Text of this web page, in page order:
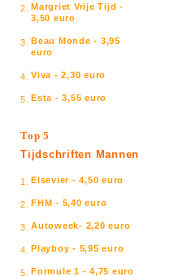
2. Margriet Vrije Tijd -
3,50 euro
3. Beau Monde - 3,95
euro
4. Viva - 2,30 euro
5. Esta - 3,55 euro
Top 5
Tijdschriften Mannen
1. Elsevier - 4,50 euro
2. FHM - 5,40 euro
3. Autoweek- 2,20 euro
4. Playboy - 5,95 euro
5. Formule 1 - 4,75 euro